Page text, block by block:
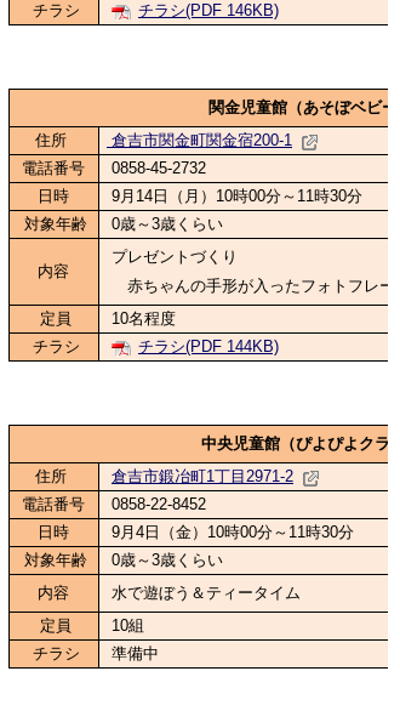
チラシ
チラシ(PDF 146KB)
関金児童館（あそぼベビー
住所
倉吉市関金町関金宿200-1
電話番号
0858-45-2732
日時
9月14日（月）10時00分～11時30分
対象年齢
0歳～3歳くらい
内容
プレゼントづくり
赤ちゃんの手形が入ったフォトフレー
定員
10名程度
チラシ
チラシ(PDF 144KB)
中央児童館（ぴよぴよクラブ
住所
倉吉市鍛冶町1丁目2971-2
電話番号
0858-22-8452
日時
9月4日（金）10時00分～11時30分
対象年齢
0歳～3歳くらい
内容
水で遊ぼう＆ティータイム
定員
10組
チラシ
準備中